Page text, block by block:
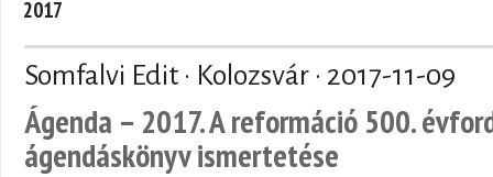
2017
Somfalvi Edit · Kolozsvár · 2017-11-09
Ágenda – 2017. A reformáció 500.
ágendáskönyv ismertetése